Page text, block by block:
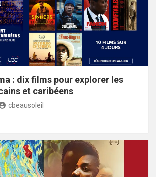
: dix films pour explorer les
et caribéens
cbeausoleil